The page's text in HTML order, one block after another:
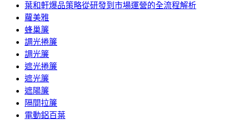
葉和軒爆品策略從研發到市場運營的全流程解析
蘿美雅
蜂巢簾
調光捲簾
調光簾
遮光捲簾
遮光簾
遮陽簾
隔間拉簾
電動鋁百葉